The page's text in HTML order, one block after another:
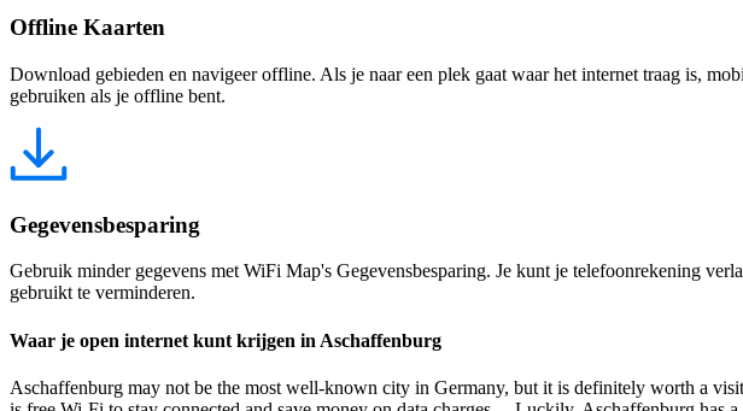
Offline Kaarten
Download gebieden en navigeer offline. Als je naar een plek gaat waar het internet traag is,
gebruiken als je offline bent.
Gegevensbesparing
Gebruik minder gegevens met WiFi Map's Gegevensbesparing. Je kunt je telefoonrekening
gebruikt te verminderen.
Waar je open internet kunt krijgen in Aschaffenburg
Aschaffenburg may not be the most well-known city in Germany, but it is definitely worth a